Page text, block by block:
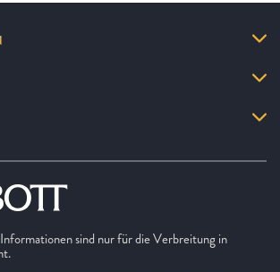
sind nur für die Verbreitung in